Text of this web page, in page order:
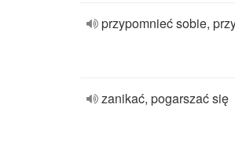
przypomnieć sobie,
zanikać, pogarszać się